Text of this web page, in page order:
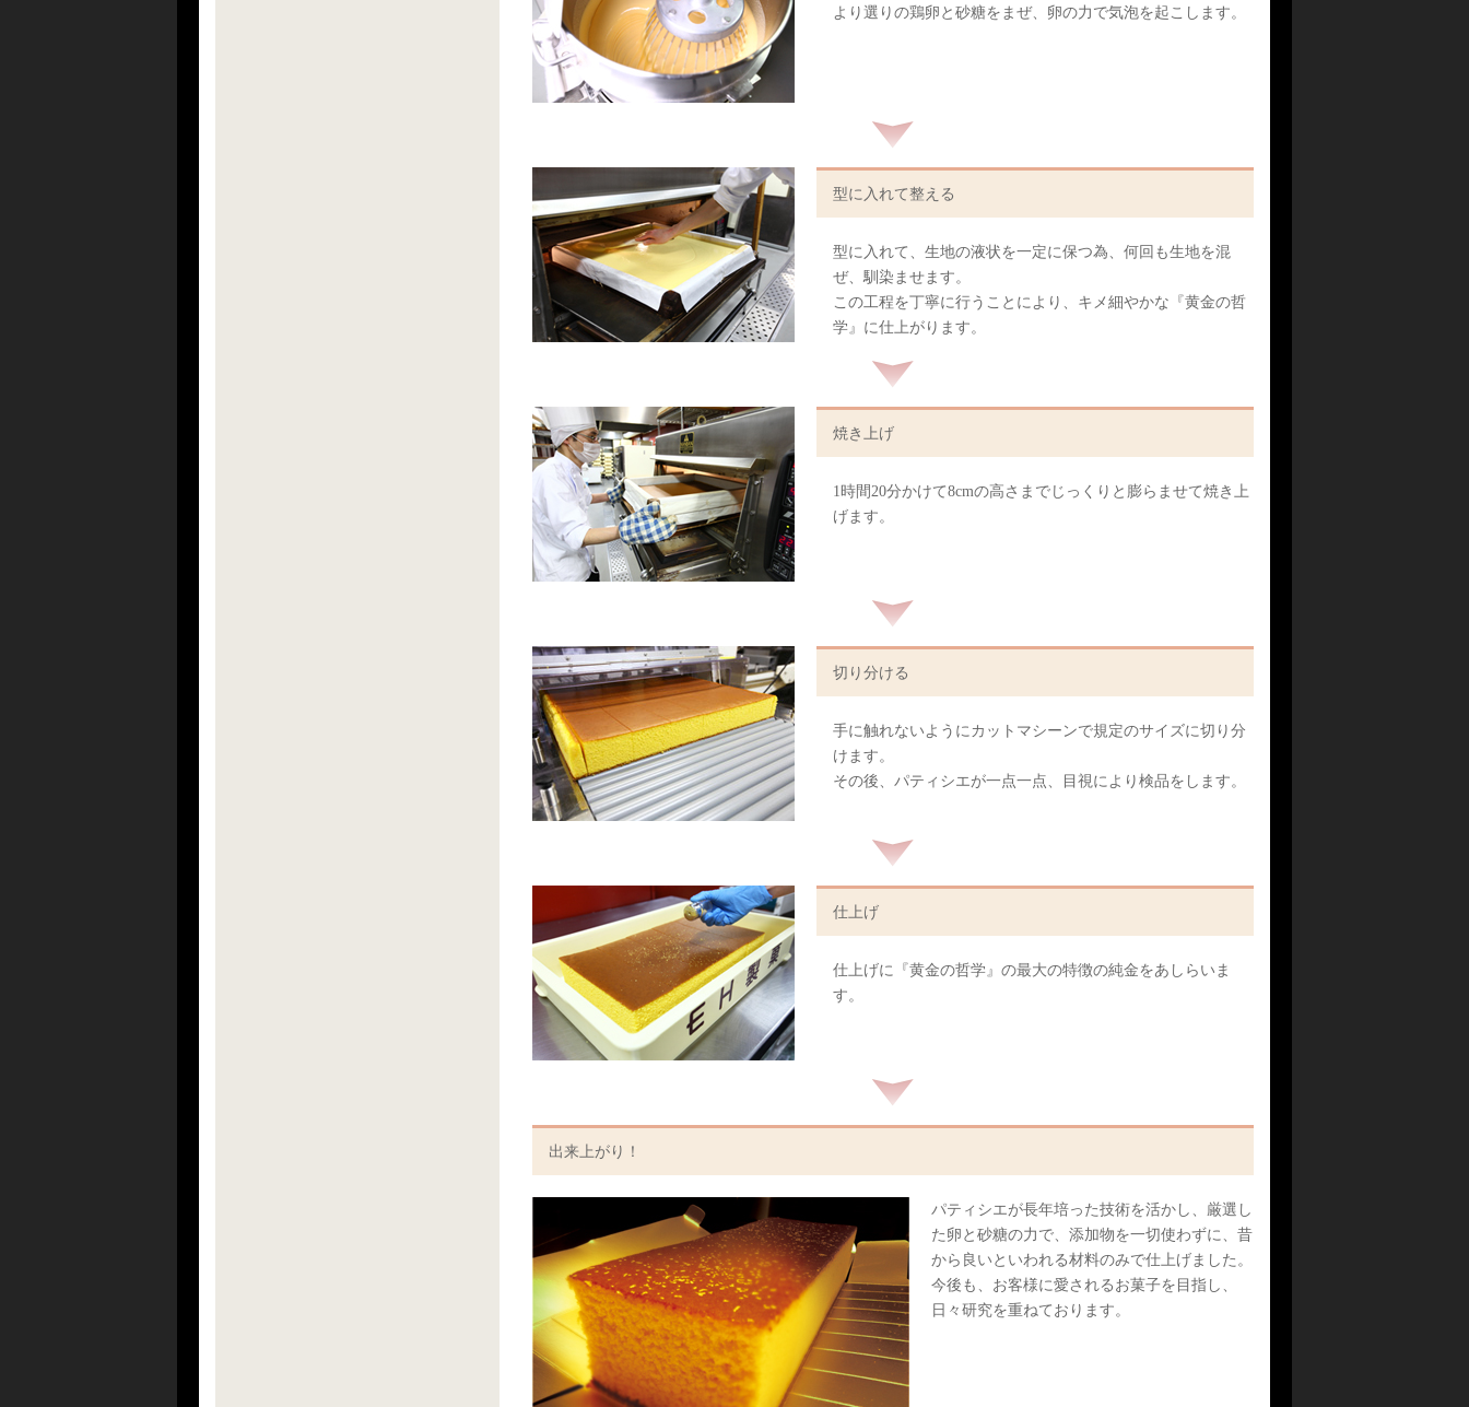
より選りの鶏卵と砂糖をまぜ、卵の力で気泡を起こします。
型に入れて整える
型に入れて、生地の液状を一定に保つ為、何回も生地を混
ぜ、馴染ませます。
この工程を丁寧に行うことにより、キメ細やかな『黄金の哲
学』に仕上がります。
焼き上げ
1時間20分かけて8cmの高さまでじっくりと膨らませて焼き上
げます。
切り分ける
手に触れないようにカットマシーンで規定のサイズに切り分
けます。
その後、パティシエが一点一点、目視により検品をします。
仕上げ
仕上げに『黄金の哲学』の最大の特徴の純金をあしらいま
す。
出来上がり！
パティシエが長年培った技術を活かし、厳選し
た卵と砂糖の力で、添加物を一切使わずに、昔
から良いといわれる材料のみで仕上げました。
今後も、お客様に愛されるお菓子を目指し、
日々研究を重ねております。